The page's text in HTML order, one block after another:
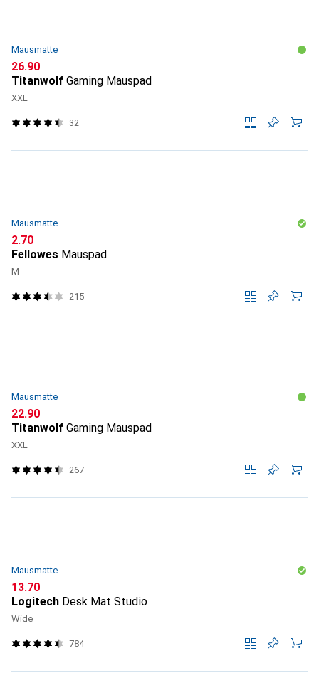
Mausmatte
CHF
26.90
Titanwolf Gaming Mauspad
XXL
32
Mausmatte
CHF
2.70
Fellowes Mauspad
M
215
Mausmatte
CHF
22.90
Titanwolf Gaming Mauspad
XXL
267
Mausmatte
CHF
13.70
Logitech Desk Mat Studio
Wide
784